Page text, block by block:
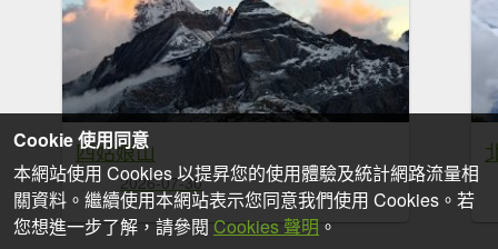
四姑娘山
2026-07-30
Cookie 使用同意
本網站使用 Cookies 以提昇您的使用體驗及統計網路流量相
關資料。繼續使用本網站表示您同意我們使用 Cookies。若
您想進一步了解，請參閱 Cookies 聲明 。